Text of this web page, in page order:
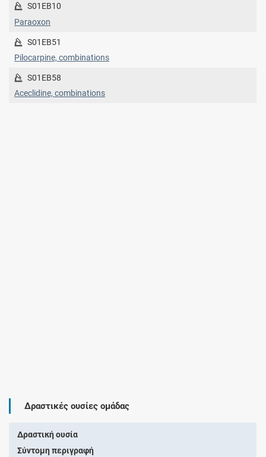
S01EB10
Paraoxon
S01EB51
Pilocarpine, combinations
S01EB58
Aceclidine, combinations
Δραστικές ουσίες ομάδας
Δραστική ουσία
Σύντομη περιγραφή